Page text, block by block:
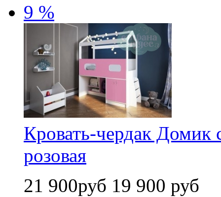
9 %
Кровать-чердак
розовая
21 900руб 19 900 руб